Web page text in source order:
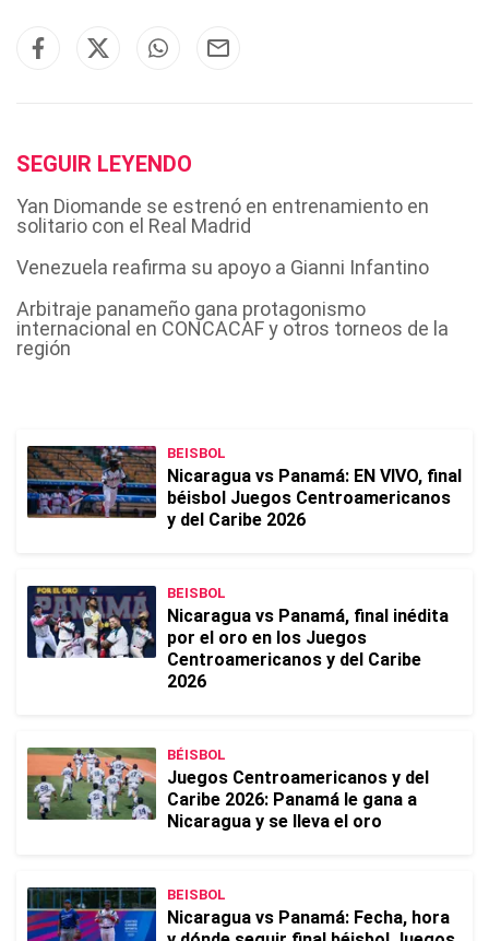
SEGUIR LEYENDO
Yan Diomande se estrenó en entrenamiento en
solitario con el Real Madrid
Venezuela reafirma su apoyo a Gianni Infantino
Arbitraje panameño gana protagonismo
internacional en CONCACAF y otros torneos de la
región
BEISBOL
Nicaragua vs Panamá: EN VIVO, final
béisbol Juegos Centroamericanos
y del Caribe 2026
BEISBOL
Nicaragua vs Panamá, final inédita
por el oro en los Juegos
Centroamericanos y del Caribe
2026
BÉISBOL
Juegos Centroamericanos y del
Caribe 2026: Panamá le gana a
Nicaragua y se lleva el oro
BEISBOL
Nicaragua vs Panamá: Fecha, hora